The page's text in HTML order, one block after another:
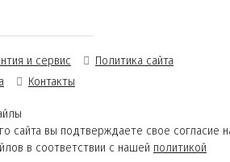
и сервис
Политика сайта
Контакты
сайта вы подтверждаете свое согласие
в соответствии с нашей политикой